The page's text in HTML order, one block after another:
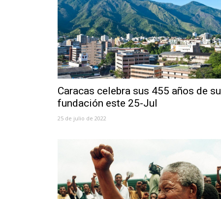
Caracas celebra sus 455 años de su
fundación este 25-Jul
25 de julio de 2022